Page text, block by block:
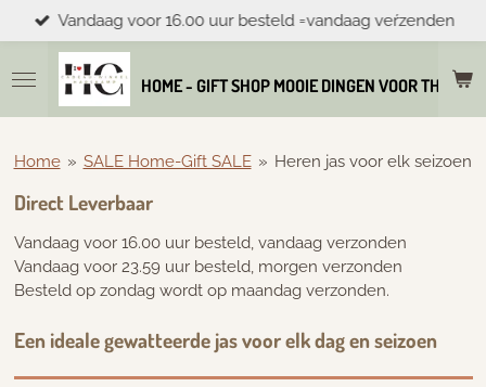
direct
naar
de
hoofdinhoud
HOME - GIFT SHOP MOOIE DINGEN VOOR THUIS
Vandaag voor 16.00 uur besteld =vandaag veŕzenden
Home » SALE Home-Gift SALE » Heren jas voor elk seizoen
Direct Leverbaar
Vandaag voor 16.00 uur besteld, vandaag verzonden
Vandaag voor 23.59 uur besteld, morgen verzonden
Besteld op zondag wordt op maandag verzonden.
Een ideale gewatteerde jas voor elk dag en seizoen